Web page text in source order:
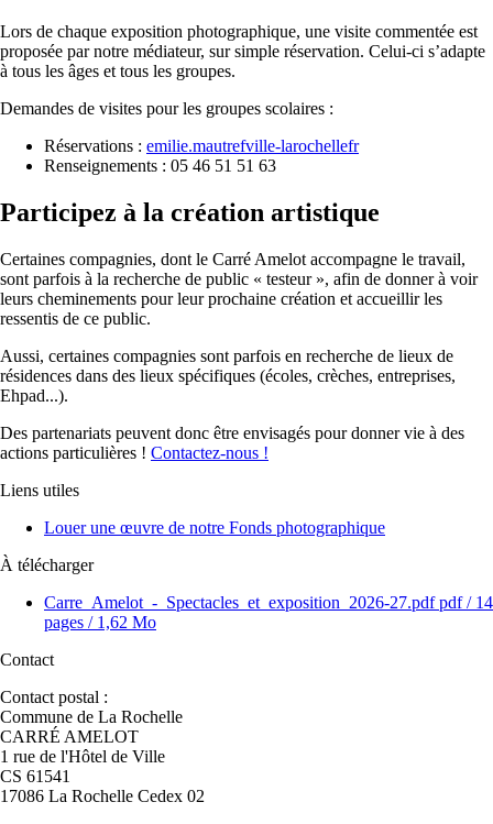
Lors de chaque exposition photographique, une visite commentée est
proposée par notre médiateur, sur simple réservation. Celui-ci s’adapte
à tous les âges et tous les groupes.
Demandes de visites pour les groupes scolaires :
Réservations : emilie.mautrefville-larochellefr
Renseignements : 05 46 51 51 63
Participez à la création artistique
Certaines compagnies, dont le Carré Amelot accompagne le travail,
sont parfois à la recherche de public « testeur », afin de donner à voir
leurs cheminements pour leur prochaine création et accueillir les
ressentis de ce public.
Aussi, certaines compagnies sont parfois en recherche de lieux de
résidences dans des lieux spécifiques (écoles, crèches, entreprises,
Ehpad...).
Des partenariats peuvent donc être envisagés pour donner vie à des
actions particulières ! Contactez-nous !
Liens utiles
Louer une œuvre de notre Fonds photographique
À télécharger
Carre_Amelot_-_Spectacles_et_exposition_2026-27.pdfpdf/ 14
pages / 1,62 Mo
Contact
Contact postal :
Commune de La Rochelle
CARRÉ AMELOT
1 rue de l'Hôtel de Ville
CS 61541
17086 La Rochelle Cedex 02